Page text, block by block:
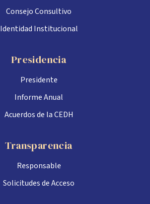
Consejo Consultivo
Identidad Institucional
Presidencia
Presidente
Informe Anual
Acuerdos de la CEDH
Transparencia
Responsable
Solicitudes de Acceso